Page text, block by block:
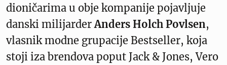
dioničarima u obje kompanije pojavljuje
danski milijarderAnders Holch Povlsen,
vlasnik modne grupacije Bestseller, koja
stoji iza brendova poput Jack & Jones, Vero